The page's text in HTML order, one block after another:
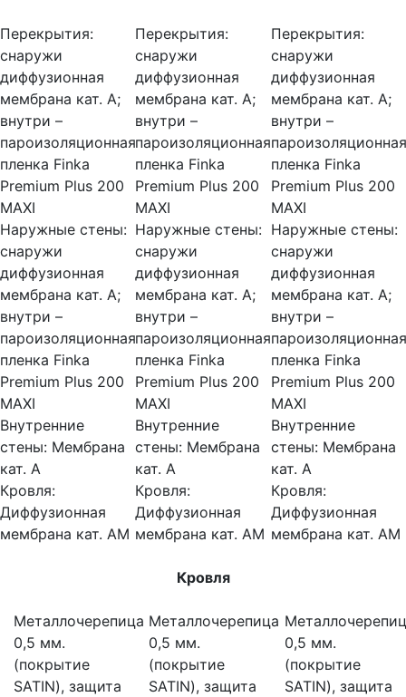
Перекрытия:
снаружи
диффузионная
мембрана кат. А;
внутри –
пароизоляционная
пленка Finka
Premium Plus 200
MAXI
Наружные стены:
снаружи
диффузионная
мембрана кат. А;
внутри –
пароизоляционная
пленка Finka
Premium Plus 200
MAXI
Внутренние
стены: Мембрана
кат. А
Кровля:
Диффузионная
мембрана кат. АМ
Перекрытия:
снаружи
диффузионная
мембрана кат. А;
внутри –
пароизоляционная
пленка Finka
Premium Plus 200
MAXI
Наружные стены:
снаружи
диффузионная
мембрана кат. А;
внутри –
пароизоляционная
пленка Finka
Premium Plus 200
MAXI
Внутренние
стены: Мембрана
кат. А
Кровля:
Диффузионная
мембрана кат. АМ
Перекрытия:
снаружи
диффузионная
мембрана кат. А;
внутри –
пароизоляционная
пленка Finka
Premium Plus 200
MAXI
Наружные стены:
снаружи
диффузионная
мембрана кат. А;
внутри –
пароизоляционная
пленка Finka
Premium Plus 200
MAXI
Внутренние
стены:Мембрана
кат. А
Кровля:
Диффузионная
мембрана кат. АМ
Кровля
Металлочерепица
0,5 мм.
(покрытие
SATIN), защита
Металлочерепица
0,5 мм.
(покрытие
SATIN), защита
0,5 мм.
(покрытие
SATIN), защита